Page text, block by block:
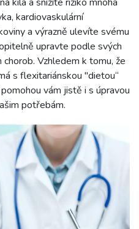
kardiovaskulární
a výrazně ulevíte svému
upravte podle svých
Vzhledem k tomu, že
s flexitariánskou "dietou“
vám jistě i s úpravou
potřebám.